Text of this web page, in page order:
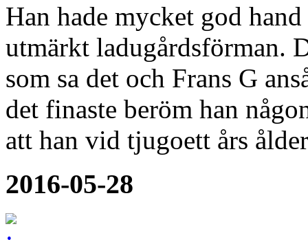
Han hade mycket god
utmärkt ladugårdsförman.
som sa det och Frans G
det finaste beröm han
att han vid tjugoett års
2016-05-28